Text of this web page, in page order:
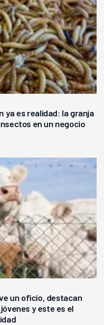
ya es realidad: la granja
en un negocio
un oficio, destacan
y este es el